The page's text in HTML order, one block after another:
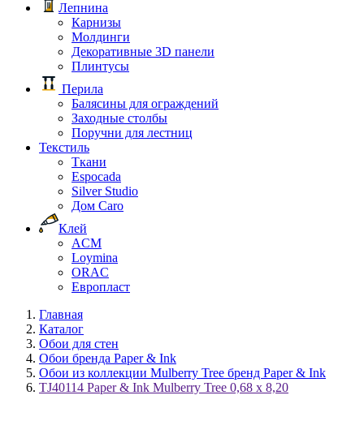
Лепнина
Карнизы
Молдинги
Декоративные 3D панели
Плинтусы
Перила
Балясины для ограждений
Заходные столбы
Поручни для лестниц
Текстиль
Ткани
Espocada
Silver Studio
Дом Caro
Клей
ACM
Loymina
ORAC
Европласт
Главная
Каталог
Обои для стен
Обои бренда Paper & Ink
Обои из коллекции Mulberry Tree бренд Paper & Ink
TJ40114 Paper & Ink Mulberry Tree 0,68 x 8,20